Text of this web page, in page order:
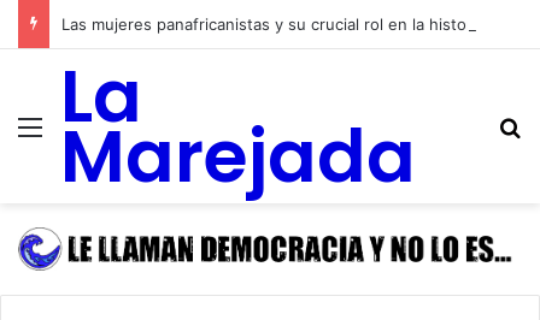
MenúLa
Marejada